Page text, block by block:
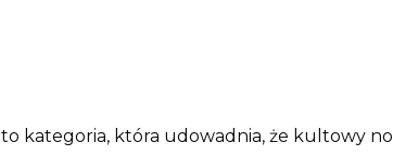
to kategoria, która udowadnia, że kultowy